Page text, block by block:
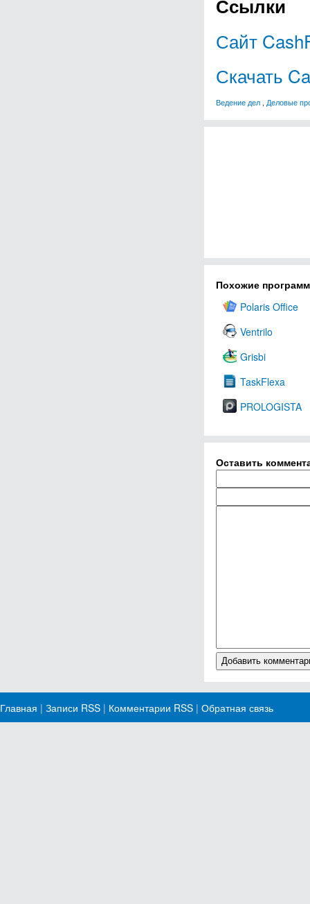
Ссылки
Сайт
Скачать
Ведение дел , Деловые
Похожие
Polaris Office
Ventrilo
Grisbi
TaskFlexa
PROLOGISTA
Оставить
Главная | Записи RSS | Комментарии RSS | Обратная связь